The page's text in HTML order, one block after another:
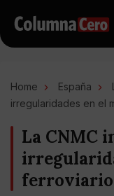
Home España
irregularidades en el
La CNMC
ferroviario